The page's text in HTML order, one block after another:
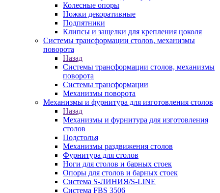
Колесные опоры
Ножки декоративные
Подпятники
Клипсы и защелки для крепления цоколя
Системы трансформации столов, механизмы
поворота
Назад
Системы трансформации столов, механизмы
поворота
Системы трансформации
Механизмы поворота
Механизмы и фурнитура для изготовления столов
Назад
Механизмы и фурнитура для изготовления
столов
Подстолья
Механизмы раздвижения столов
Фурнитура для столов
Ноги для столов и барных стоек
Опоры для столов и барных стоек
Система S-ЛИНИЯ/S-LINE
Система FBS 3506